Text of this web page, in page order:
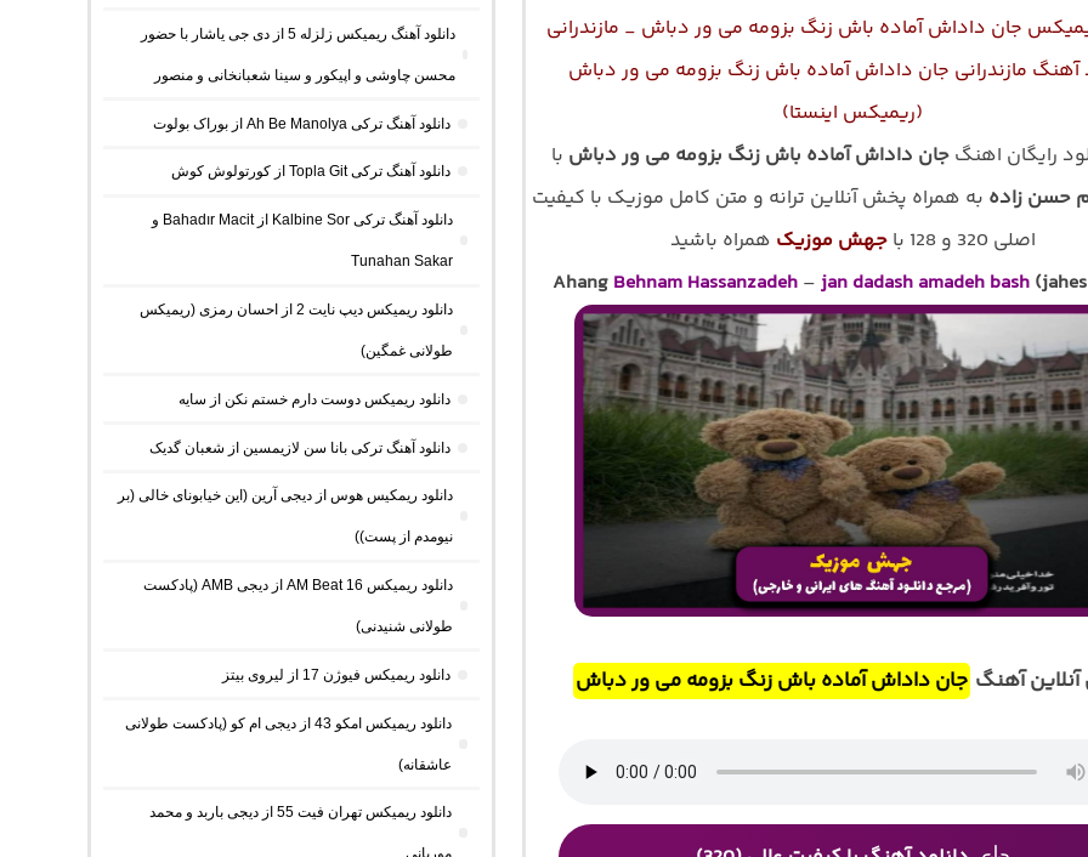
جان داداش آماده باش زنگ بزومه می ور دباش _ مازندرانی
آهنگ مازندرانی جان داداش آماده باش زنگ بزومه می ور دباش
(ریمیکس اینستا)
رایگان اهنگ جان داداش آماده باش زنگ بزومه می ور دباش با
حسن زاده به همراه پخش آنلاین ترانه و متن کامل موزیک با کیفیت
اصلی 320 و 128 با
جهش موزیک همراه باشید
Ahang Behnam Hassanzadeh– jan dadash amadeh bash
آهنگ جان داداش آماده باش زنگ بزومه می ور دباش
دانلود آهنگ ریمیکس زلزله 5 از دی جی یاشار با حضور
محسن چاوشی و اپیکور و سینا شعبانخانی و منصور
دانلود آهنگ ترکی Ah Be Manolya از بوراک بولوت
دانلود آهنگ ترکی Topla Git از کورتولوش کوش
دانلود آهنگ ترکی Kalbine Sor از Bahadır Macit و
Tunahan Sakar
دانلود ریمیکس دیپ نایت 2 از احسان رمزی (ریمیکس
طولانی غمگین)
دانلود ریمیکس دوست دارم خستم نکن از سایه
دانلود آهنگ ترکی بانا سن لازیمسین از شعبان گدیک
دانلود ریمکیس هوس از دیجی آرین (این خیابونای خالی (بر
نیومدم از پست))
دانلود ریمیکس AM Beat 16 از دیجی AMB (پادکست
طولانی شنیدنی)
دانلود ریمیکس فیوژن 17 از لیروی بیتز
دانلود ریمیکس امکو 43 از دیجی ام کو (پادکست طولانی
عاشقانه)
دانلود ریمیکس تهران فیت 55 از دیجی باربد و محمد